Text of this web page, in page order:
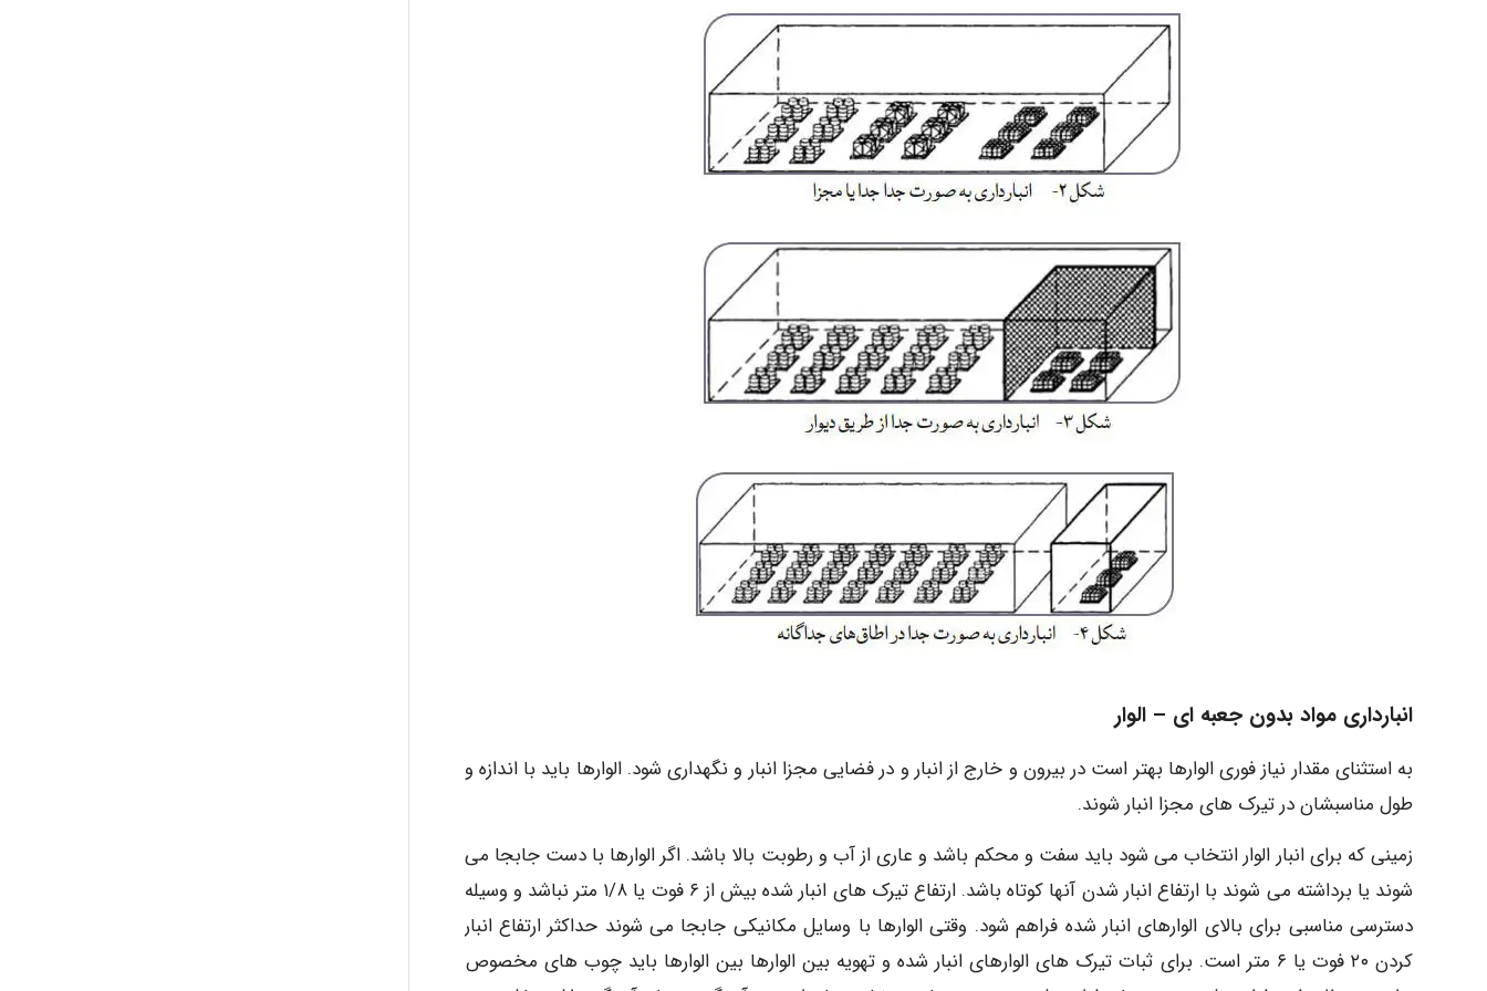
انبارداری مواد بدون جعبه ای – الوار
به استثنای مقدار نیاز فوری الوارها بهتر است در بیرون و خارج از انبار و در فضایی مجزا انبار و نگهداری شود. الوارها باید با اندازه و
طول مناسبشان در تیرک های مجزا انبار شوند.
زمینی که برای انبار الوار انتخاب می شود باید سفت و محکم باشد و عاری از آب و رطوبت بالا باشد. اگر الوارها با دست جابجا می
شوند یا برداشته می شوند با ارتفاع انبار شدن آنها کوتاه باشد. ارتفاع تیرک های انبار شده بیش از ۶ فوت یا ۱/۸ متر نباشد و وسیله
دسترسی مناسبی برای بالای الوارهای انبار شده فراهم شود. وقتی الوارها با وسایل مکانیکی جابجا می شوند حداکثر ارتفاع انبار
کردن ۲۰ فوت یا ۶ متر است. برای ثبات تیرک های الوارهای انبار شده و تهویه بین الوارها بین الوارها باید چوب های مخصوص